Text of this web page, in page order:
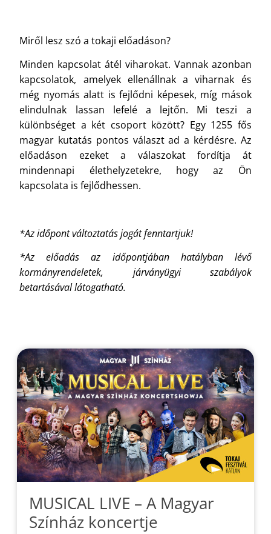
Miről lesz szó a tokaji előadáson?
Minden kapcsolat átél viharokat. Vannak azonban
kapcsolatok, amelyek ellenállnak a viharnak és
még nyomás alatt is fejlődni képesek, míg mások
elindulnak lassan lefelé a lejtőn. Mi teszi a
különbséget a két csoport között? Egy 1255 fős
magyar kutatás pontos választ ad a kérdésre. Az
előadáson ezeket a válaszokat fordítja át
mindennapi élethelyzetekre, hogy az Ön
kapcsolata is fejlődhessen.
*Az időpont változtatás jogát fenntartjuk!
*Az előadás az időpontjában hatályban lévő
kormányrendeletek, járványügyi szabályok
betartásával látogatható.
MUSICAL LIVE – A Magyar
Színház koncertje